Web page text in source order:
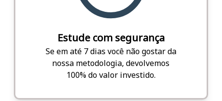
Estude com segurança
Se em até 7 dias você não gostar da
nossa metodologia, devolvemos
100% do valor investido.